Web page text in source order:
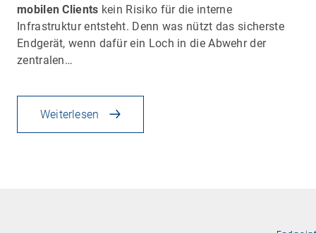
mobilen Clients kein Risiko für die interne
Infrastruktur entsteht. Denn was nützt das sicherste
Endgerät, wenn dafür ein Loch in die Abwehr der
zentralen…
Weiterlesen